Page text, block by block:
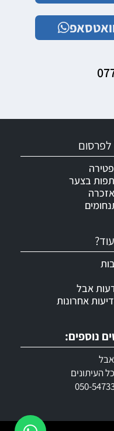
נוספים:
העיתונים
אבל
אחרונות
לפרסום
בצער